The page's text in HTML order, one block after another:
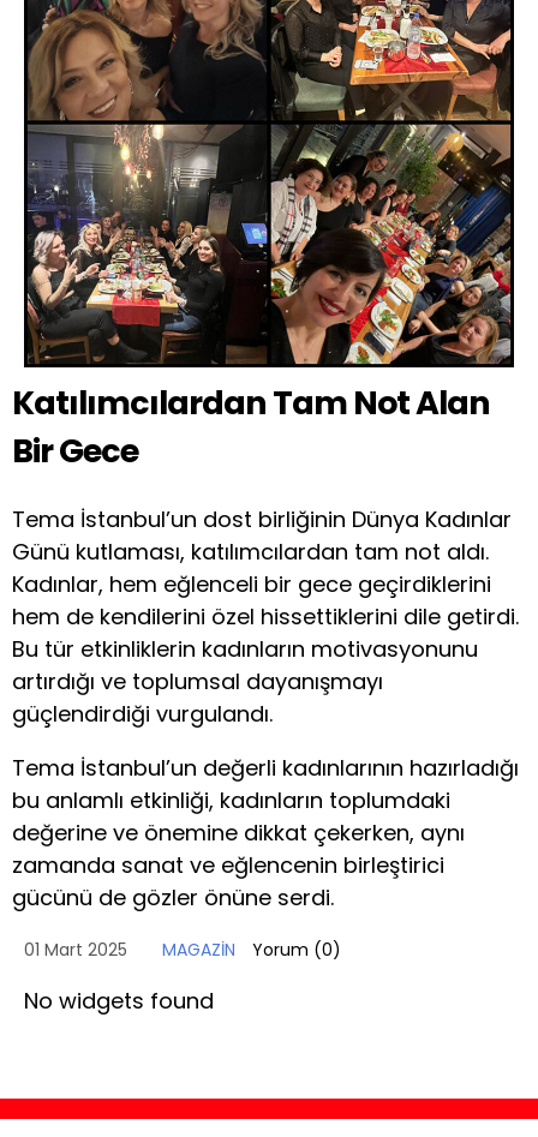
Katılımcılardan Tam Not Alan
Bir Gece
Tema İstanbul’un dost birliğinin Dünya Kadınlar
Günü kutlaması, katılımcılardan tam not aldı.
Kadınlar, hem eğlenceli bir gece geçirdiklerini
hem de kendilerini özel hissettiklerini dile getirdi.
Bu tür etkinliklerin kadınların motivasyonunu
artırdığı ve toplumsal dayanışmayı
güçlendirdiği vurgulandı.
Tema İstanbul’un değerli kadınlarının hazırladığı
bu anlamlı etkinliği, kadınların toplumdaki
değerine ve önemine dikkat çekerken, aynı
zamanda sanat ve eğlencenin birleştirici
gücünü de gözler önüne serdi.
01 Mart 2025 MAGAZİN Yorum (0)
No widgets found